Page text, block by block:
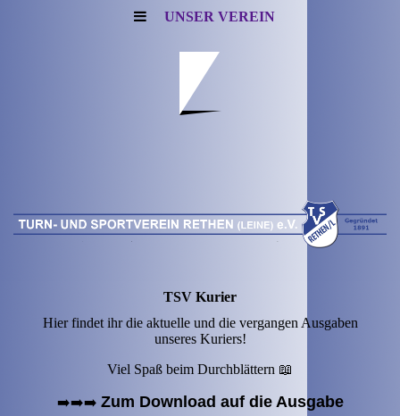
UNSER VEREIN
TSV Kurier
Hier findet ihr die aktuelle und die vergangen Ausgaben
unseres Kuriers!
Viel Spaß beim Durchblättern 📖
➡️➡️➡️ Zum Download auf die Ausgabe